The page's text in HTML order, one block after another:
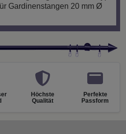
Gardinenstangen 20 mm Ø
Höchste
Qualität
Perfekte
Passform